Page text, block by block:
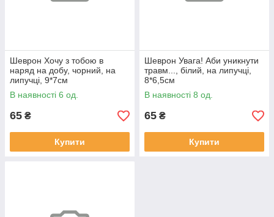
Шеврон Хочу з тобою в
наряд на добу, чорний, на
липучці, 9*7см
В наявності 6 од.
65 ₴
Купити
Шеврон Увага! Аби уникнути
травм..., білий, на липучці,
8*6,5см
В наявності 8 од.
65 ₴
Купити